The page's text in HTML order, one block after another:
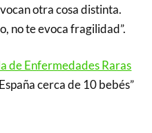
otra cosa distinta.
no te evoca fragilidad”.
de Enfermedades Raras
cerca de 10 bebés”